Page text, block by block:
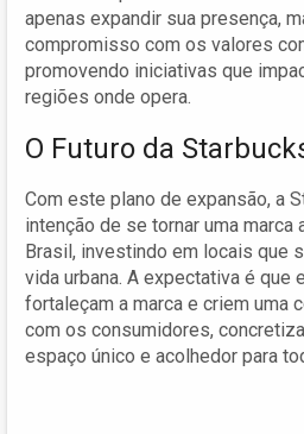
apenas expandir sua presença,
compromisso com os valores
promovendo iniciativas que
regiões onde opera.
O Futuro da
Com este plano de expansão, a
intenção de se tornar uma marca
Brasil, investindo em locais que
vida urbana. A expectativa é que
fortaleçam a marca e criem uma
com os consumidores,
espaço único e acolhedor para